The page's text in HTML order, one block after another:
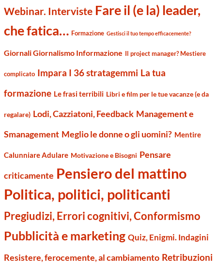
Webinar. Interviste Fare il (e la) leader,
che fatica… Formazione Gestisci il tuo tempo efficacemente?
Giornali Giornalismo Informazione Il project manager? Mestiere
complicato Impara I 36 stratagemmi La tua
formazione Le frasi terribili Libri e film per le tue vacanze (e da
regalare) Lodi, Cazziatoni, Feedback Management e
Smanagement Meglio le donne o gli uomini? Mentire
Calunniare Adulare Motivazione e Bisogni Pensare
criticamente Pensiero del mattino
Politica, politici, politicanti
Pregiudizi, Errori cognitivi, Conformismo
Pubblicità e marketing Quiz, Enigmi. Indagini
Resistere, ferocemente, al cambiamento Retribuzioni